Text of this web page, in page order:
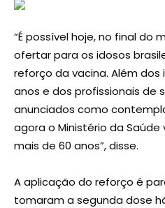
“É possível hoje, no final do
ofertar para os idosos
reforço da vacina. Além
anos e dos profissionais de
anunciados como
agora o Ministério da
mais de 60 anos”, disse.
A aplicação do reforço é
tomaram a segunda dose